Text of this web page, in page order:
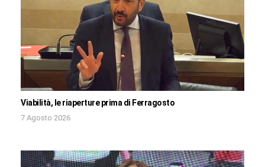
Viabilità, le riaperture prima di Ferragosto
7 Agosto 2026